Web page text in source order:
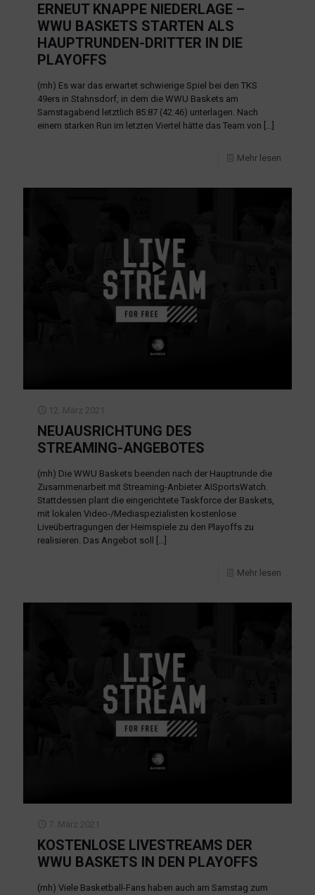
ERNEUT KNAPPE NIEDERLAGE –
WWU BASKETS STARTEN ALS
HAUPTRUNDEN-DRITTER IN DIE
PLAYOFFS
(mh) Es war das erwartet schwierige Spiel bei den TKS
49ers in Stahnsdorf, in dem die WWU Baskets am
Samstagabend letztlich 85:87 (42:46) unterlagen. Nach
einem starken Run im letzten Viertel hätte das Team von […]
Mehr lesen
12. März 2021
NEUAUSRICHTUNG DES
STREAMING-ANGEBOTES
(mh) Die WWU Baskets beenden nach der Hauptrunde die
Zusammenarbeit mit Streaming-Anbieter AISportsWatch.
Stattdessen plant die eingerichtete Taskforce der Baskets,
mit lokalen Video-/Mediaspezialisten kostenlose
Liveübertragungen der Heimspiele zu den Playoffs zu
realisieren. Das Angebot soll […]
Mehr lesen
7. März 2021
KOSTENLOSE LIVESTREAMS DER
WWU BASKETS IN DEN PLAYOFFS
(mh) Viele Basketball-Fans haben auch am Samstag zum